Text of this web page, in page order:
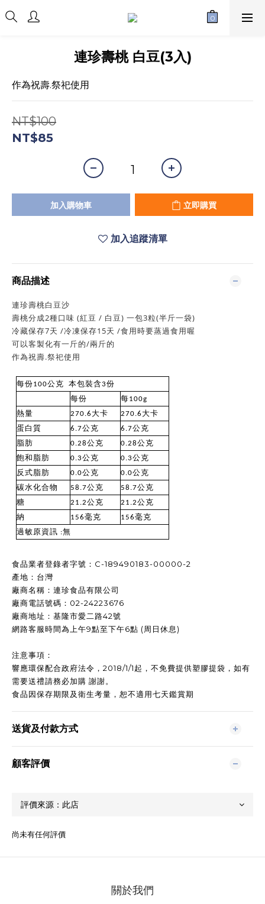
連珍壽桃 白豆(3入)
作為祝壽.祭祀使用
NT$100
NT$85
加入購物車 立即購買
加入追蹤清單
商品描述
連珍壽桃白豆沙
壽桃分成2種口味 (紅豆 / 白豆) 一包3粒(半斤一袋)
冷藏保存7天 /冷凍保存15天 /食用時要蒸過食用喔
可以客製化有一斤的/兩斤的
作為祝壽.祭祀使用
每份100公克 本包裝含3份
每份
每100g
熱量
270.6大卡
270.6大卡
蛋白質
6.7公克
6.7公克
脂肪
0.28公克
0.28公克
飽和脂肪
0.3公克
0.3公克
反式脂肪
0.0公克
0.0公克
碳水化合物
58.7公克
58.7公克
糖
21.2公克
21.2公克
納
156毫克
156毫克
過敏原資訊 :無
食品業者登錄者字號：C-189490183-00000-2
產地：台灣
廠商名稱：連珍食品有限公司
廠商電話號碼：02-24223676
廠商地址：基隆市愛二路42號
網路客服時間為上午9點至下午6點 (周日休息)
注意事項：
響應環保配合政府法令，2018/1/1起，不免費提供塑膠提袋，如有
需要送禮請務必加購 謝謝。
食品因保存期限及衛生考量，恕不適用七天鑑賞期
送貨及付款方式
顧客評價
尚未有任何評價
關於我們